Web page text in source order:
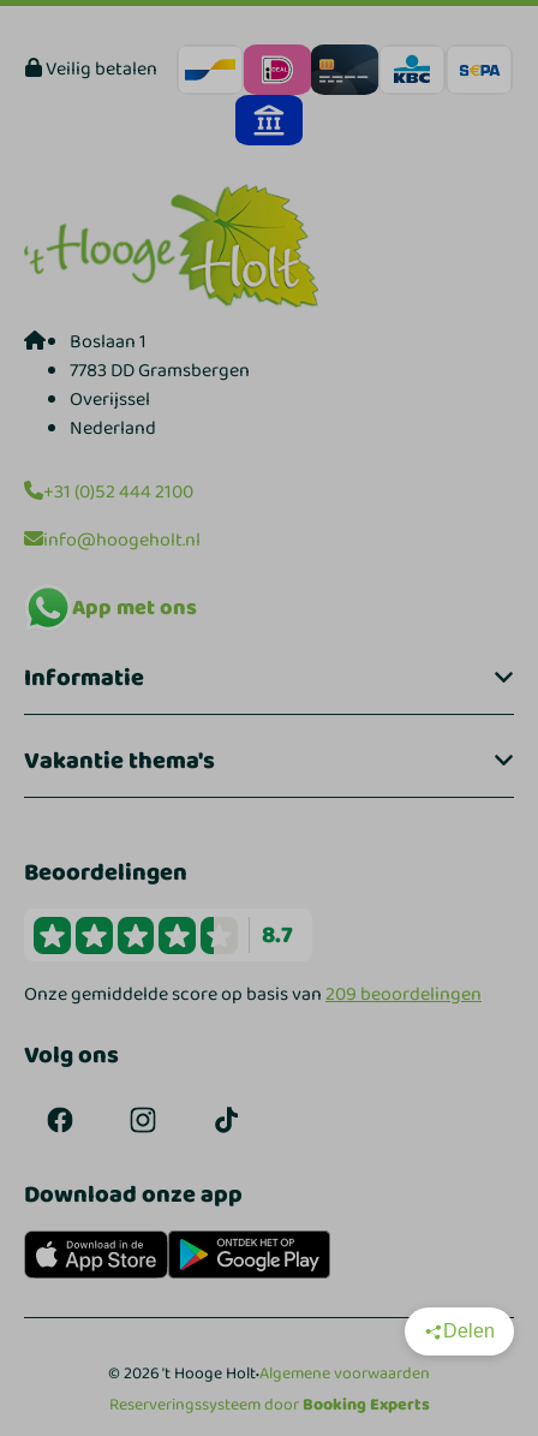
Veilig betalen
Boslaan 1
7783 DD Gramsbergen
Overijssel
Nederland
+31 (0)52 444 2100
info@hoogeholt.nl
App met ons
Informatie
Vakantie thema's
Beoordelingen
8.7
Onze gemiddelde score op basis van209 beoordelingen
Volg ons
Download onze app
© 2026 't Hooge Holt·Algemene voorwaarden
Reserveringssysteem doorBooking Experts
Delen